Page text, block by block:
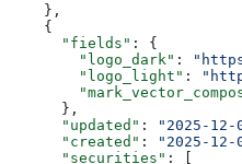
    },
    {
      "fields"
: {
        "logo_dark"
:
        "logo_light"
:
      },
      "updated"
: "2025-12-
      "created"
: "2025-12-
      "securities"
: [